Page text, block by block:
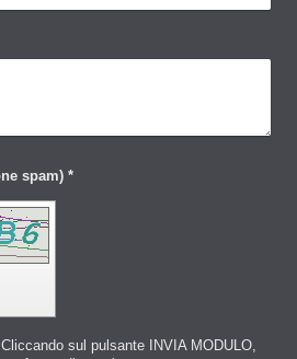
Captcha (codice protezione spam) *
Cliccando sul pulsante INVIA MODULO,